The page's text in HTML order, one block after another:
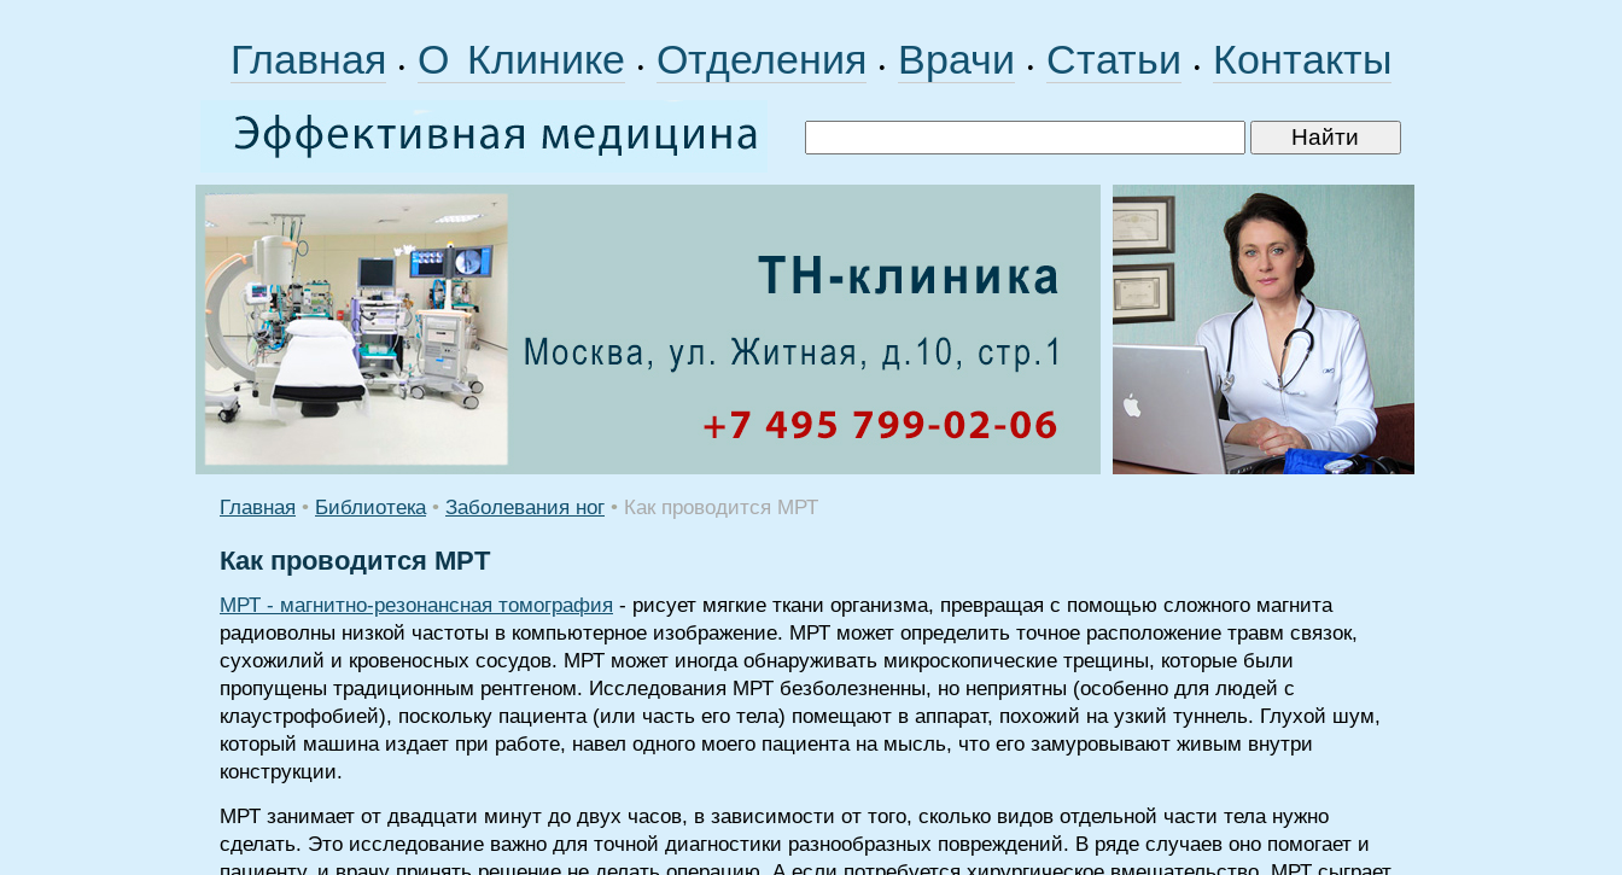
Главная • О Клинике • Отделения • Врачи • Статьи • Контакты
Главная • Библиотека • Заболевания ног • Как проводится МРТ
Как проводится МРТ
МРТ - магнитно-резонансная томография - рисует мягкие ткани организма, превращая с помощью сложного магнита
радиоволны низкой частоты в компьютерное изображение. МРТ может определить точное расположение травм связок,
сухожилий и кровеносных сосудов. МРТ может иногда обнаруживать микроскопические трещины, которые были
пропущены традиционным рентгеном. Исследования МРТ безболезненны, но неприятны (особенно для людей с
клаустрофобией), поскольку пациента (или часть его тела) помещают в аппарат, похожий на узкий туннель. Глухой шум,
который машина издает при работе, навел одного моего пациента на мысль, что его замуровывают живым внутри
конструкции.
МРТ занимает от двадцати минут до двух часов, в зависимости от того, сколько видов отдельной части тела нужно
сделать. Это исследование важно для точной диагностики разнообразных повреждений. В ряде случаев оно помогает и